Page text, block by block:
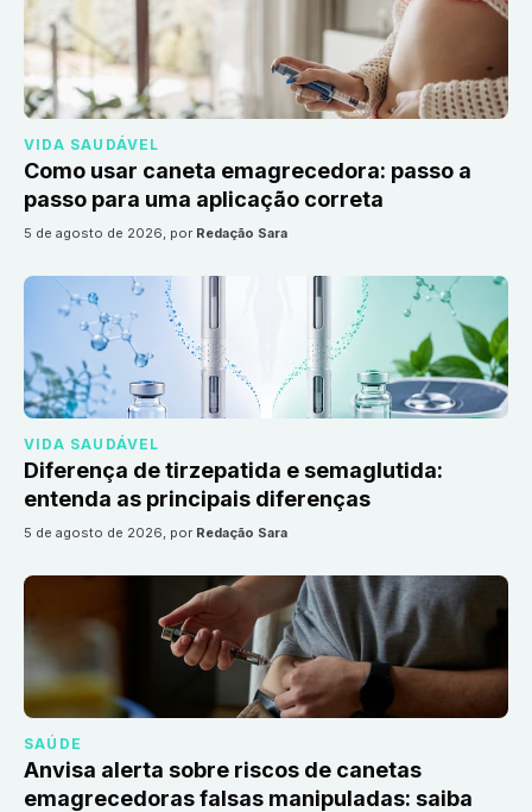
VIDA SAUDÁVEL
Como usar caneta emagrecedora: passo a
passo para uma aplicação correta
5 de agosto de 2026, por Redação Sara
VIDA SAUDÁVEL
Diferença de tirzepatida e semaglutida:
entenda as principais diferenças
5 de agosto de 2026, por Redação Sara
SAÚDE
Anvisa alerta sobre riscos de canetas
emagrecedoras falsas manipuladas: saiba